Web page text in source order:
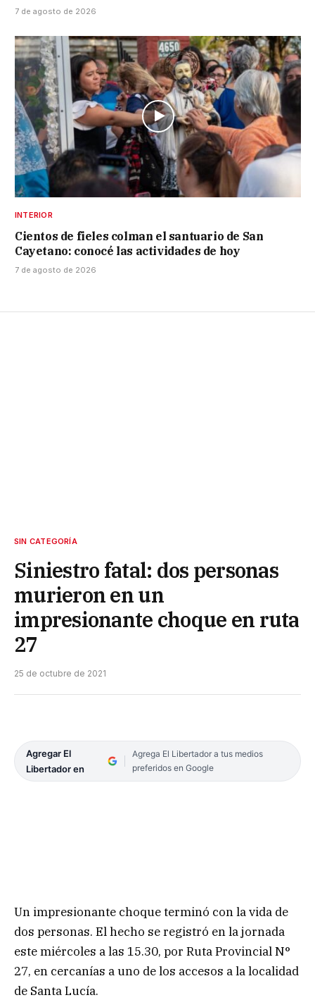
7 de agosto de 2026
INTERIOR
Cientos de fieles colman el santuario de San
Cayetano: conocé las actividades de hoy
7 de agosto de 2026
SIN CATEGORÍA
Siniestro fatal: dos personas
murieron en un
impresionante choque en ruta
27
25 de octubre de 2021
Agregar El
Libertador en
Agrega El Libertador a tus medios
preferidos en Google
Un impresionante choque terminó con la vida de
dos personas. El hecho se registró en la jornada
este miércoles a las 15.30, por Ruta Provincial N°
27, en cercanías a uno de los accesos a la localidad
de Santa Lucía.